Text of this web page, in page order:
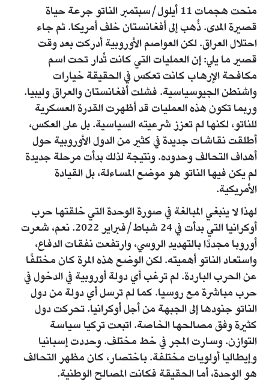
منحت هجمات 11 أيلول/سبتمبر الناتو جرعة حياة
قصيرة المدى. ذُهب إلى أفغانستان خلف أمريكا. ثم جاء
احتلال العراق. لكن العواصم الأوروبية أدركت بعد وقت
قصير ما يلي: إن العمليات التي كانت تُدار تحت اسم
مكافحة الإرهاب كانت تعكس في الحقيقة خيارات
واشنطن الجيوسياسية. فشلت أفغانستان والعراق وليبيا.
وربما تكون هذه العمليات قد أظهرت القدرة العسكرية
للناتو، لكنها لم تعزز شرعيته السياسية. بل على العكس،
أطلقت نقاشات جديدة في كثير من الدول الأوروبية حول
أهداف التحالف وحدوده. ونتيجة لذلك بدأت مرحلة جديدة
لم يكن فيها الناتو هو موضع المساءلة، بل القيادة
الأمريكية.
لهذا لا ينبغي المبالغة في صورة الوحدة التي خلقتها حرب
أوكرانيا التي بدأت في 24 شباط/فبراير 2022. نعم، شعرت
أوروبا مجددًا بالتهديد الروسي، وارتفعت نفقات الدفاع،
واستعاد الناتو أهميته. لكن الوضع هذه المرة كان مختلفًا
عن الحرب الباردة. لم ترغب أي دولة أوروبية في الدخول في
حرب مباشرة مع روسيا. كما لم ترسل أي دولة من دول
الناتو جنودها إلى الجبهة من أجل أوكرانيا. تحركت دول
كثيرة وفق مصالحها الخاصة. اتبعت تركيا سياسة
التوازن. وسارت المجر في خط مختلف. وحددت إسبانيا
وإيطاليا أولويات مختلفة. باختصار، كان مظهر التحالف
هو الوحدة، أما الحقيقة فكانت المصالح الوطنية.